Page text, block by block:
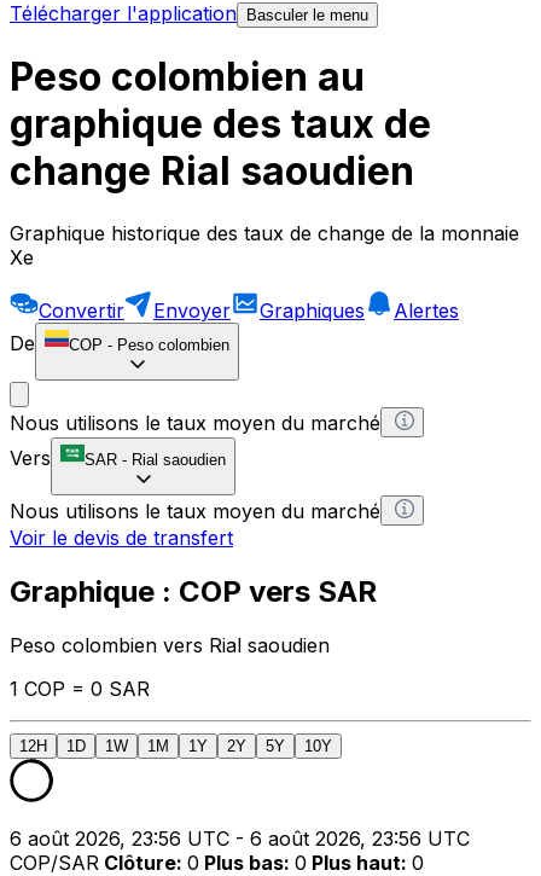
Télécharger l'application
Basculer le menu
Peso colombien au
graphique des taux de
change Rial saoudien
Graphique historique des taux de change de la monnaie
Xe
Convertir Envoyer Graphiques
Alertes
De
COP - Peso colombien
Nous utilisons le taux moyen du marché
Vers
SAR - Rial saoudien
Nous utilisons le taux moyen du marché
Voir le devis de transfert
Graphique : COP vers SAR
Peso colombien vers Rial saoudien
1 COP = 0 SAR
12H 1D 1W 1M 1Y 2Y 5Y 10Y
6 août 2026, 23:56 UTC - 6 août 2026, 23:56 UTC
COP/SAR Clôture: 0 Plus bas: 0 Plus haut: 0